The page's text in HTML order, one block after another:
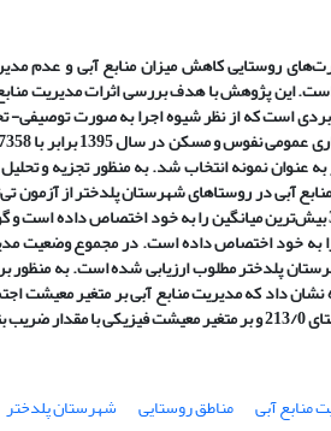
روستایی کاهش میزان منابع آبی و عدم
این پژوهش با هدف بررسی اثرات مدیریت
است که از نظر شیوه اجرا به صورت توصیفی-
آن تعداد 365 خانوار به عنوان نمونه انتخاب شد. به
آبی در روستاهای شهرستان پلدختر از آزمون
مناسب با مقدار میانگین 376/3 بیش‌ترین میانگین را به خود
پلدختر مطلوب ارزیابی شده است. به منظور
است.
منابع آبی مناطق روستایی شهرستان پلدختر